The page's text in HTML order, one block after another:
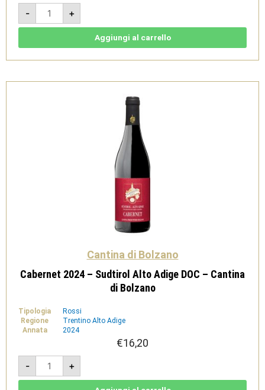
-
Merlot
2024
-
Sudtirol
-
Bolzano
+
Aggiungi al carrello
Cantina di Bolzano
Cabernet 2024 – Sudtirol Alto Adige DOC – Cantina
di Bolzano
Tipologia
Rossi
Regione
Trentino Alto Adige
Annata
2024
€16,20
-
Cabernet
2024
-
Sudtirol
+